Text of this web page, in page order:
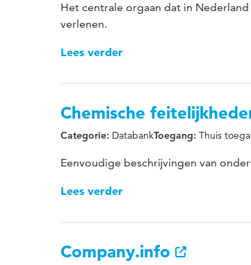
Het centrale orgaan dat in
verlenen.
Lees verder
Chemische
Categorie: DatabankToegang: Thuis
Eenvoudige beschrijvingen van
Lees verder
Company.info